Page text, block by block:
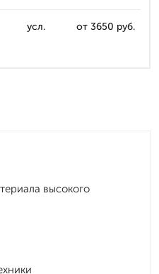
усл. от 3650 руб.
высокого